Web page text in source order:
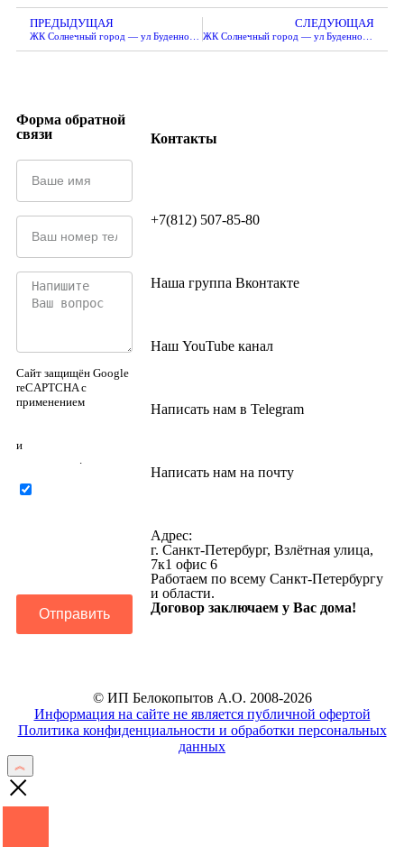
ПРЕДЫДУЩАЯ СЛЕДУЮЩАЯ
Форма обратной
связи
Сайт защищён Google
reCAPTCHA с
применением
и
.
Отправить
Контакты
+7(812) 507-85-80
Наша группа Вконтакте
Наш YouTube канал
Написать нам в Telegram
Написать нам на почту
Адрес:
г. Санкт-Петербург, Взлётная улица,
7к1 офис 6
Работаем по всему Санкт-Петербургу
и области.
Договор заключаем у Вас дома!
© ИП Белокопытов А.О. 2008-2026
Информация на сайте не является публичной офертой
Политика конфиденциальности и обработки персональных
данных